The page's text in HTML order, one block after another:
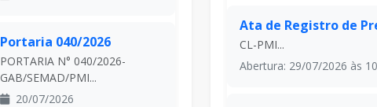
Portaria 040/2026
PORTARIA N° 040/2026-
GAB/SEMAD/PMI...
20/07/2026
Portaria 038/2026
PORTARIA N° 038/2026-
Ata de Registro de
CL-PMI...
Abertura: 29/07/2026 às